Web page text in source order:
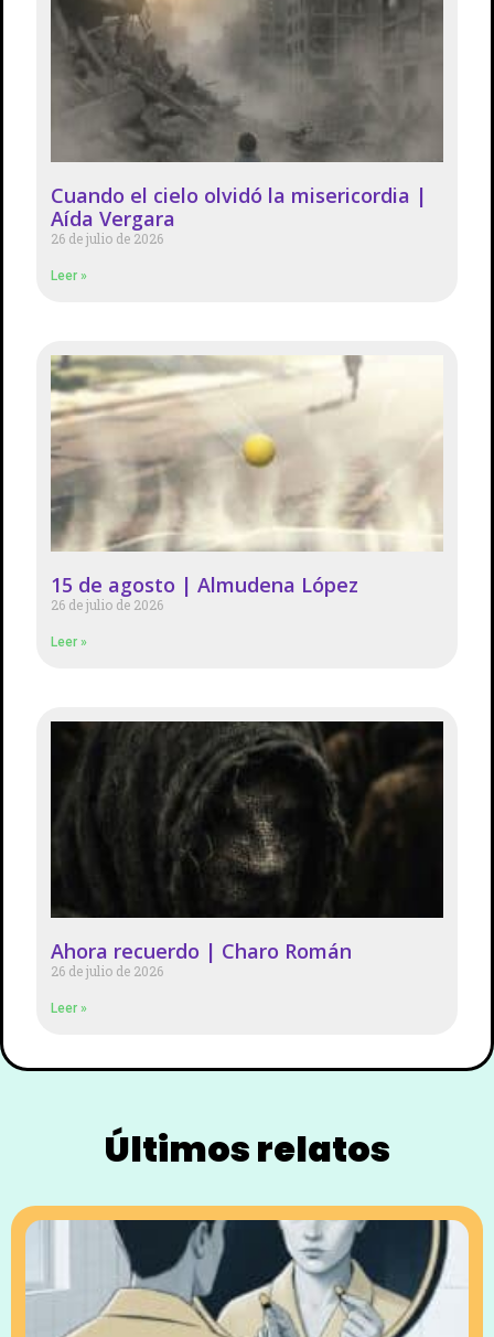
Cuando el cielo olvidó la misericordia |
Aída Vergara
26 de julio de 2026
Leer »
15 de agosto | Almudena López
26 de julio de 2026
Leer »
Ahora recuerdo | Charo Román
26 de julio de 2026
Leer »
Últimos relatos